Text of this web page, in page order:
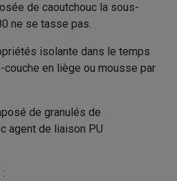
de caoutchouc la sous-
ne se tasse pas.
isolante dans le temps
en liège ou mousse par
de granulés de
agent de liaison PU